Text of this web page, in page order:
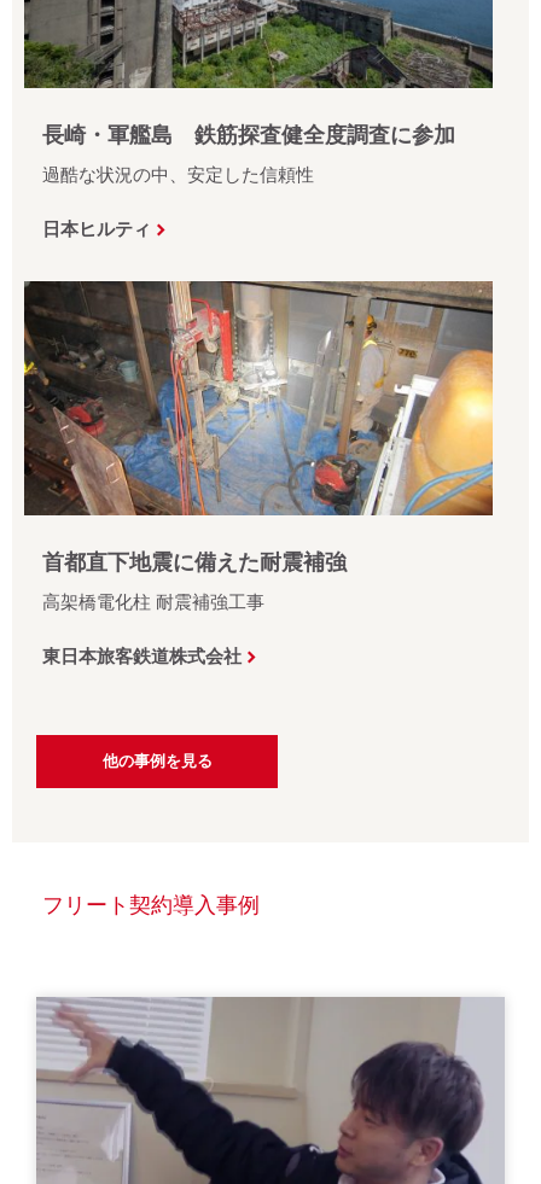
長崎・軍艦島 鉄筋探査健全度調査に参加
過酷な状況の中、安定した信頼性
日本ヒルティ
首都直下地震に備えた耐震補強
高架橋電化柱 耐震補強工事
東日本旅客鉄道株式会社
他の事例を見る
フリート契約導入事例